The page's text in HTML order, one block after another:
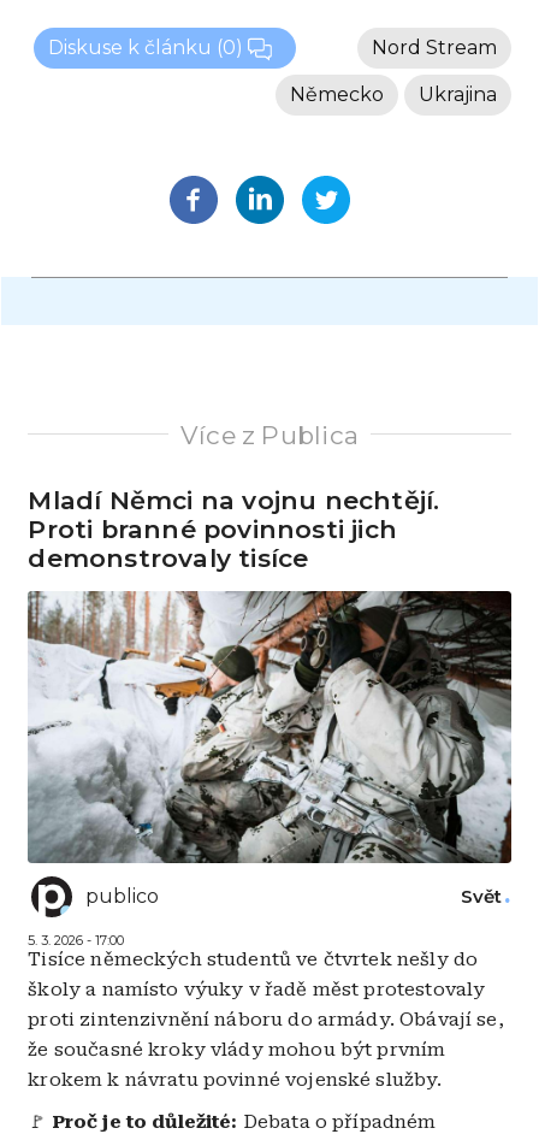
Diskuse k článku (0) Nord Stream
Ukrajina
Německo
Více z Publica
Mladí Němci na vojnu nechtějí.
Proti branné povinnosti jich
demonstrovaly tisíce
publico
5. 3. 2026 - 17:00
Svět
Tisíce německých studentů ve čtvrtek nešly do
školy a namísto výuky v řadě měst protestovaly
proti zintenzivnění náboru do armády. Obávají se,
že současné kroky vlády mohou být prvním
krokem k návratu povinné vojenské služby.
🚩 Proč je to důležité: Debata o případném